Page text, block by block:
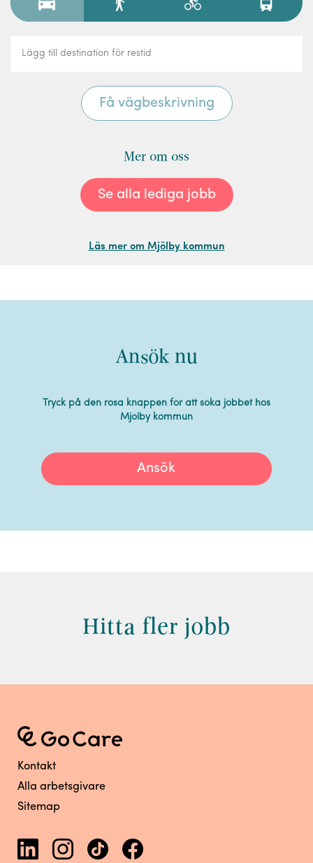
Mer om oss
Se alla lediga jobb
Läs mer om Mjölby kommun
Ansök nu
Tryck på den rosa knappen för att söka jobbet hos
Mjölby kommun
Ansök
Hitta fler jobb
Kontakt
Alla arbetsgivare
Sitemap